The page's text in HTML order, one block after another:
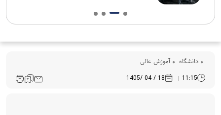
دانشگاه آموزش عالی
11:15
18 / 04 /1405